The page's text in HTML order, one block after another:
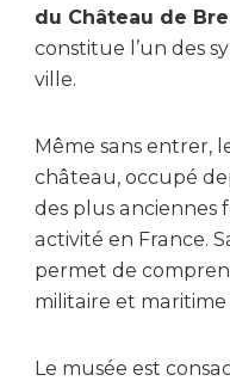
du Château de
constitue l’un des
ville.
Même sans entrer,
château, occupé
des plus anciennes
activité en France.
permet de
militaire et maritime
Le musée est